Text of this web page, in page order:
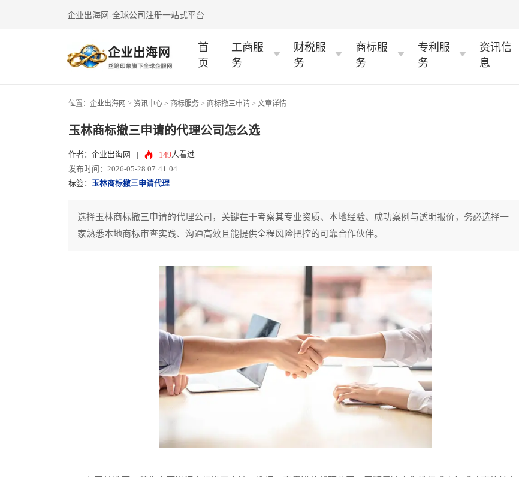
企业出海网-全球公司注册一站式平台
首
页
工商服
务
财税服
务
商标服
务
专利服
务
资讯信
息
位置： 企业出海网 > 资讯中心 > 商标服务 > 商标撤三申请 > 文章详情
玉林商标撤三申请的代理公司怎么选
作者：企业出海网 149人看过
发布时间：2026-05-28 07:41:04
标签： 玉林商标撤三申请代理
选择玉林商标撤三申请的代理公司，关键在于考察其专业资质、本地经验、成功案例与透明报价，务必选择一
家熟悉本地商标审查实践、沟通高效且能提供全程风险把控的可靠合作伙伴。